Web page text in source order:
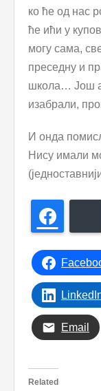
ко ће од нас
ће ићи у
могу сама,
преседну и
школа… Још
изабрали,
И онда
Нису имали
Email
Related